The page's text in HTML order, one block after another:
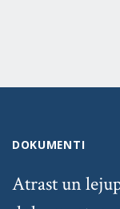
DOKUMENTI
Atrast un